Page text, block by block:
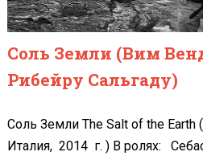
Соль Земли (Вим
Рибейру Сальгаду)
Соль Земли The Salt of the Earth
Италия, 2014 г. ) В ролях: